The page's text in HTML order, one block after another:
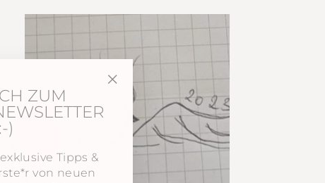
ZUM
)
Tipps &
von neuen
"Schließen